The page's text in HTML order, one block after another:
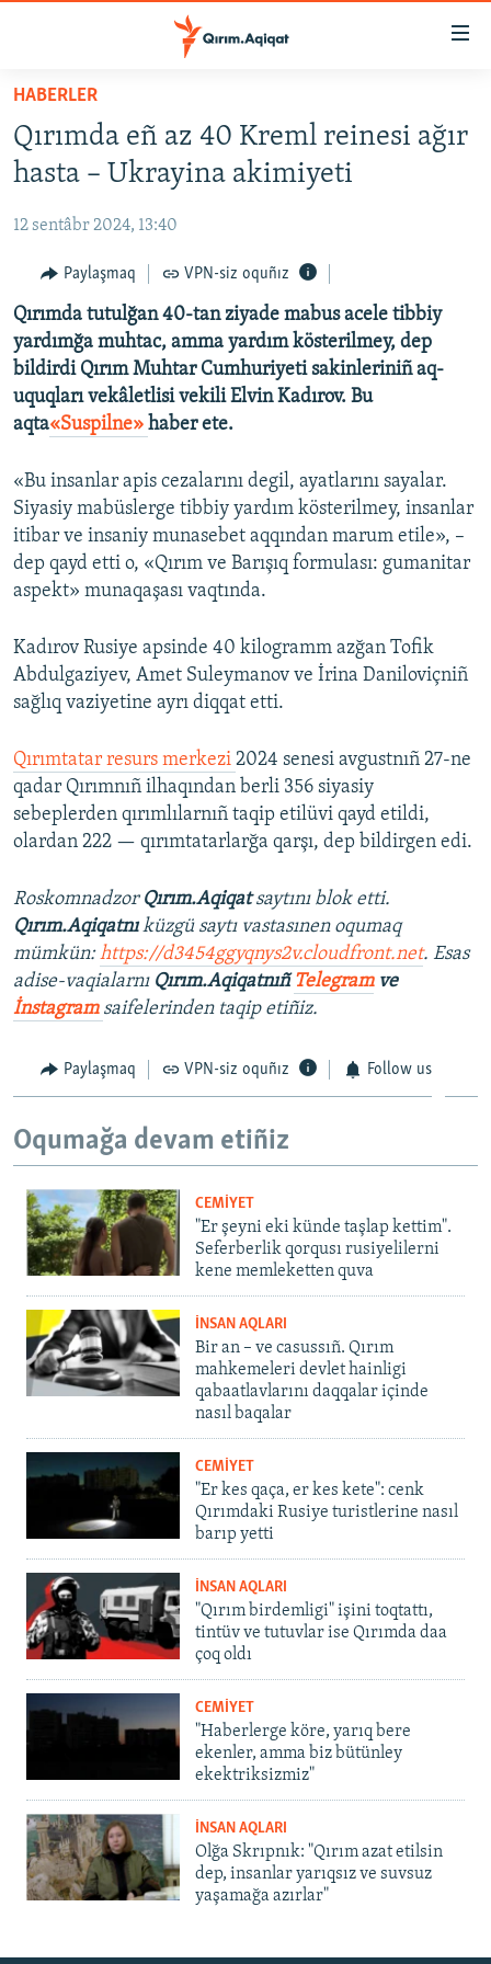
Esas
qaytmaq
Baş
qaytmaq
qaytmaq
HABERLER
SİYASET
CEMİYET
MEDENİYET
İNSAN AQLARI
VİDEO
SÜRET
BLOGLAR
FİKİR
Русский
Українською
HABERLER
Qırımda eñ az 40 Kreml reinesi ağır
hasta – Ukrayina akimiyeti
12 sentâbr 2024, 13:40
Paylaşmaq VPN-siz oquñız
Qırımda tutulğan 40-tan ziyade mabus acele tibbiy
yardımğa muhtac, amma yardım kösterilmey, dep
bildirdi Qırım Muhtar Cumhuriyeti sakinleriniñ aq-
uquqları vekâletlisi vekili Elvin Kadırov. Bu
aqta«Suspilne» haber ete.
«Bu insanlar apis cezalarını degil, ayatlarını sayalar.
Siyasiy mabüslerge tibbiy yardım kösterilmey, insanlar
itibar ve insaniy munasebet aqqından marum etile», –
dep qayd etti o, «Qırım ve Barışıq formulası: gumanitar
aspekt» munaqaşası vaqtında.
Kadırov Rusiye apsinde 40 kilogramm azğan Tofik
Abdulgaziyev, Amet Suleymanov ve İrina Daniloviçniñ
sağlıq vaziyetine ayrı diqqat etti.
Qırımtatar resurs merkezi 2024 senesi avgustnıñ 27-ne
qadar Qırımnıñ ilhaqından berli 356 siyasiy
sebeplerden qırımlılarnıñ taqip etilüvi qayd etildi,
olardan 222 — qırımtatarlarğa qarşı, dep bildirgen edi.
Roskomnadzor Qırım.Aqiqatsaytını blok etti.
Qırım.Aqiqatnıküzgü saytı vastasınen oqumaq
mümkün:https://d3454ggyqnys2v.cloudfront.net. Esas
adise-vaqialarnı Qırım.AqiqatnıñTelegramve
İnstagram saifelerinden taqip etiñiz.
Paylaşmaq VPN-siz oquñız Follow us
Oqumağa devam etiñiz
CEMİYET
"Er şeyni eki künde taşlap kettim".
Seferberlik qorqusı rusiyelilerni
kene memleketten quva
İNSAN AQLARI
Bir an – ve casussıñ. Qırım
mahkemeleri devlet hainligi
qabaatlavlarını daqqalar içinde
nasıl baqalar
CEMİYET
"Er kes qaça, er kes kete": cenk
Qırımdaki Rusiye turistlerine nasıl
barıp yetti
İNSAN AQLARI
"Qırım birdemligi" işini toqtattı,
tintüv ve tutuvlar ise Qırımda daa
çoq oldı
CEMİYET
"Haberlerge köre, yarıq bere
ekenler, amma biz bütünley
ekektriksizmiz"
İNSAN AQLARI
Olğa Skrıpnık: "Qırım azat etilsin
dep, insanlar yarıqsız ve suvsuz
yaşamağa azırlar"